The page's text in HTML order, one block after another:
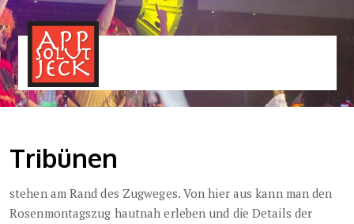
Tribünen
stehen am Rand des Zugweges. Von hier aus kann man den
Rosenmontagszug hautnah erleben und die Details der